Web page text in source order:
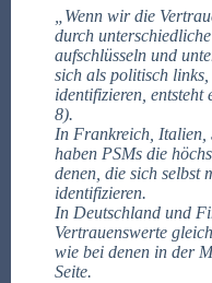
„Wenn wir die
durch
aufschlüsseln und
sich als politisch
identifizieren,
8).
In Frankreich, Italien,
haben PSMs die
denen, die sich selbst
identifizieren.
In Deutschland und
Vertrauenswerte
wie bei denen in der
Seite.